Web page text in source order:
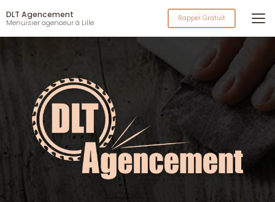
au
contenu
principal
DLT Agencement
Menuisier agenceur à Lille Rappel Gratuit